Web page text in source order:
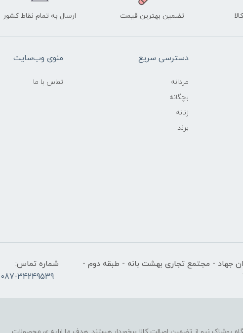
تضمین بهترین قیمت ارسال به تمام نقاط کشور
دسترسی سریع
مردانه
بچگانه
زنانه
برند
منوی وب‌سایت
تماس با ما
جهاد - مجتمع تجاری بهشت بانه - طبقه دوم -
شماره تماس:
087-34249539 - 09187896559 - 09186686646